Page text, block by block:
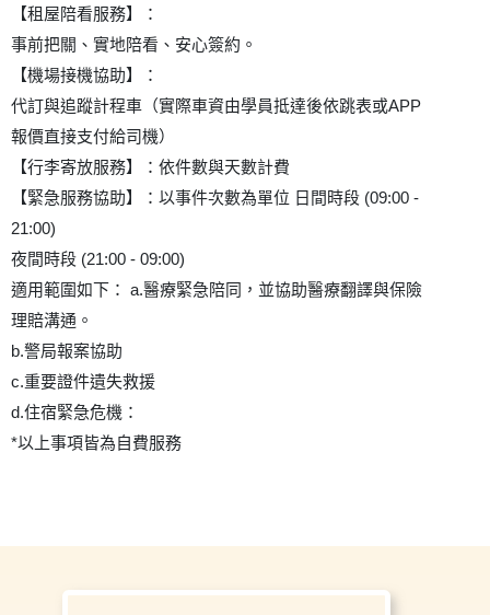
【租屋陪看服務】：
事前把關、實地陪看、安心簽約。
【機場接機協助】：
代訂與追蹤計程車（實際車資由學員抵達後依跳表或APP
報價直接支付給司機）
【行李寄放服務】：依件數與天數計費
【緊急服務協助】：以事件次數為單位 日間時段 (09:00 -
21:00)
夜間時段 (21:00 - 09:00)
適用範圍如下： a.醫療緊急陪同，並協助醫療翻譯與保險
理賠溝通。
b.警局報案協助
c.重要證件遺失救援
d.住宿緊急危機：
*以上事項皆為自費服務